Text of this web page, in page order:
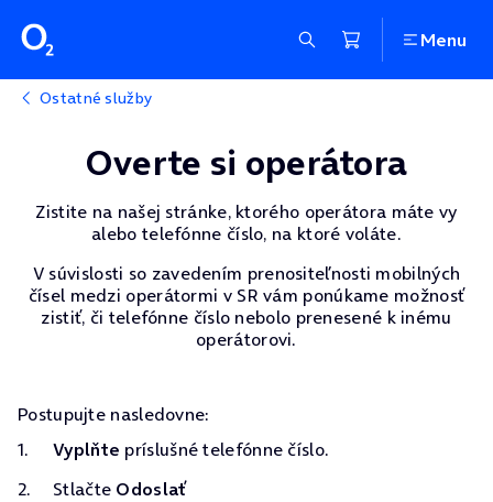
Menu
Ostatné služby
Overte si operátora
Zistite na našej stránke, ktorého operátora máte vy
alebo telefónne číslo, na ktoré voláte.
V súvislosti so zavedením prenositeľnosti mobilných
čísel medzi operátormi v SR vám ponúkame možnosť
zistiť, či telefónne číslo nebolo prenesené k inému
operátorovi.
Postupujte nasledovne:
Vyplňte príslušné telefónne číslo.
Stlačte Odoslať